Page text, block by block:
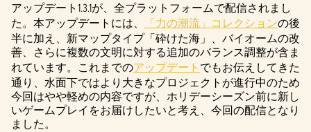
アップデート1.3.1が、全プラットフォームで配信されまし
た。本アップデートには、
「力の潮流」コレクションの後
半に加え、新マップタイプ「砕けた海」、バイオームの改
善、さらに複数の文明に対する追加のバランス調整が含ま
れています。これまでのアップデート でもお伝えしてきた
通り、水面下ではより大きなプロジェクトが進行中のため
今回はやや軽めの内容ですが、ホリデーシーズン前に新し
いゲームプレイをお届けしたいと考え、今回の配信となり
ました。